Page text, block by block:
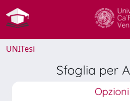
UNITesi
Sfoglia per
Opzioni